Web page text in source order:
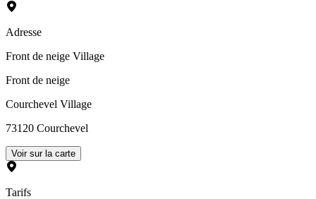
Adresse
Front de neige Village
Front de neige
Courchevel Village
73120 Courchevel
Voir sur la carte
Tarifs